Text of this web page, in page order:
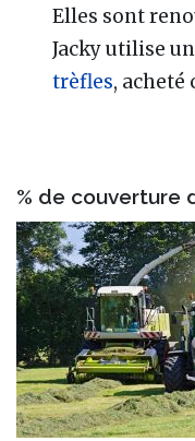
Elles sont
Jacky utilise
trèfles, acheté
% de couverture